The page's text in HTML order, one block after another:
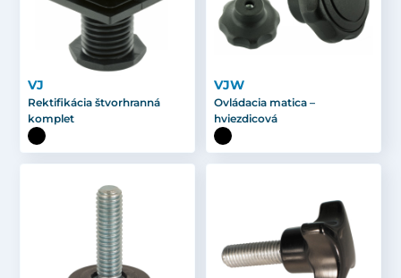
VJ
Rektifikácia štvorhranná
komplet
VJW
Ovládacia matica –
hviezdicová